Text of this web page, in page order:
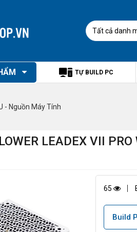
Tất cả danh
TỰ BUILD PC
- Nguồn Máy Tính
LEADEX VII
65
Build